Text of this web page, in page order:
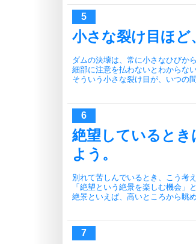
小さな裂け目ほど
ダムの決壊は、常に小さなひびか
細部に注意を払わないとわからな
そういう小さな裂け目が、いつの
絶望しているとき
よう。
別れて苦しんでいるとき、こう考
「絶望という絶景を楽しむ機会」と
絶景といえば、高いところから眺